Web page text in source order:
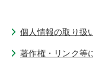
個人情報の取り扱
著作権・リンク等